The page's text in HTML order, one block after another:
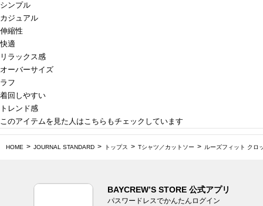
シンプル
カジュアル
伸縮性
快適
リラックス感
オーバーサイズ
ラフ
着回しやすい
トレンド感
このアイテムを見た人はこちらもチェックしています
HOME JOURNAL STANDARD トップス Tシャツ／カットソー ルーズフィット クロ
BAYCREW’S STORE 公式アプリ
パスワードレスでかんたんログイン